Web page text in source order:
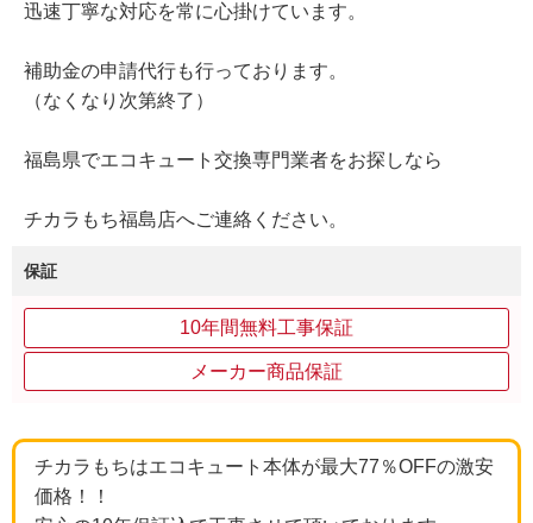
迅速丁寧な対応を常に心掛けています。
補助金の申請代行も行っております。
（なくなり次第終了）
福島県でエコキュート交換専門業者をお探しなら
チカラもち福島店へご連絡ください。
保証
10年間無料工事保証
メーカー商品保証
チカラもちはエコキュート本体が最大77％OFFの激安
価格！！